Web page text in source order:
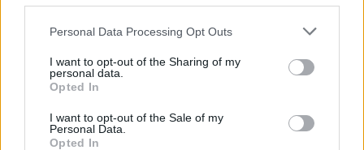
Personal Data Processing Opt Outs
I want to opt-out of the Sharing of my
personal data.
Opted In
I want to opt-out of the Sale of my
Personal Data.
Opted In
ανέφεραν ότι το αδιέξοδο βλάπτει την εθνική
ασφάλεια, όπως μετέδωσε το Associated Press.
Δείτε εικόνες και βίντεο από τον καβγά στη